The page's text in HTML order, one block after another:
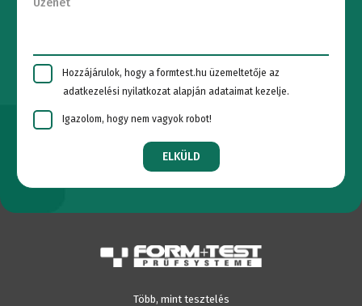
Hozzájárulok, hogy a formtest.hu üzemeltetője az
adatkezelési nyilatkozat alapján adataimat kezelje.
Igazolom, hogy nem vagyok robot!
ELKÜLD
Több, mint tesztelés